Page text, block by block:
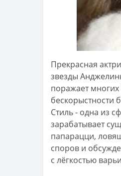
Прекрасная
звезды
поражает
бескорыстности
Стиль - одна из
зарабатывает
папарацци,
споров и
с лёгкостью